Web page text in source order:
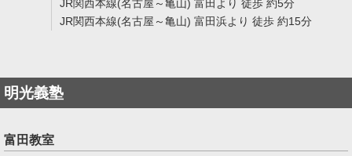
JR関西本線(名古屋～亀山) 富田より 徒歩 約5分
JR関西本線(名古屋～亀山) 富田浜より 徒歩 約15分
明光義塾
富田教室